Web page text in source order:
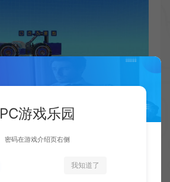
PC游戏乐园
密码在游戏介绍页右侧
我知道了